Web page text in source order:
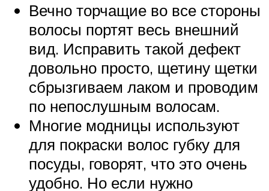
Вечно торчащие во все стороны
волосы портят весь внешний
вид. Исправить такой дефект
довольно просто, щетину щетки
сбрызгиваем лаком и проводим
по непослушным волосам.
Многие модницы используют
для покраски волос губку для
посуды, говорят, что это очень
удобно. Но если нужно